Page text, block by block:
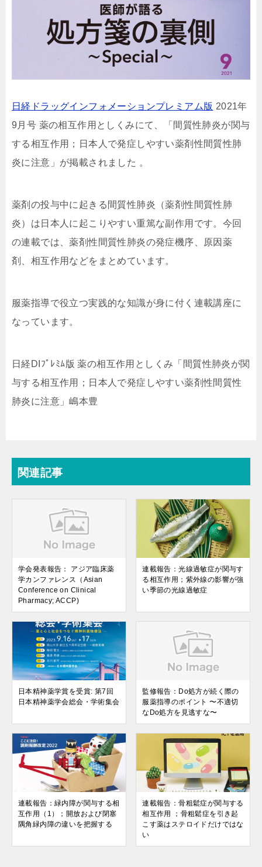
日経ドラッグインフォメーションプレミアム版 2021年
9月号 薬の相互作用としくみにて、「間質性肺炎が関与
する相互作用；日本人で発症しやすい薬剤性間質性肺
炎に注意」が掲載されました 。
薬剤の投与中に起きる間質性肺炎（薬剤性間質性肺
炎）は日本人に起こりやすい重篤な副作用です。今回
の連載では、薬剤性間質性肺炎の発症機序、原因薬
剤、相互作用などをまとめています。
服薬指導で役立つ実践的な知識が身に付く連載講座に
なっています。
日経DIﾌﾟﾚﾐﾑ版 薬の相互作用としくみ「間質性肺炎が関
与する相互作用；日本人で発症しやすい薬剤性間質性
肺炎に注意」嶋本豊
関連記事
学会発表報告： アジア臨床薬
学カンファレンス（Asian
Conference on Clinical
Pharmacy; ACCP)
連載報告：光線過敏症が関与す
る相互作用；紫外線の影響が強
い季節の光線過敏症
日本精神薬学賞を受賞: 第7回
日本精神薬学会総会・学術集会
監修報告：Do処方が続く際の
服薬指導のポイント 〜不適切
なDo処方を見逃すな〜
連載報告：緑内障が関与する相
互作用（1）；開放および閉塞
隅角緑内障の違いを把握する
連載報告：骨粗鬆症が関与する
相互作用 ；骨粗鬆症を引き起
こす薬はステロイドだけではな
い